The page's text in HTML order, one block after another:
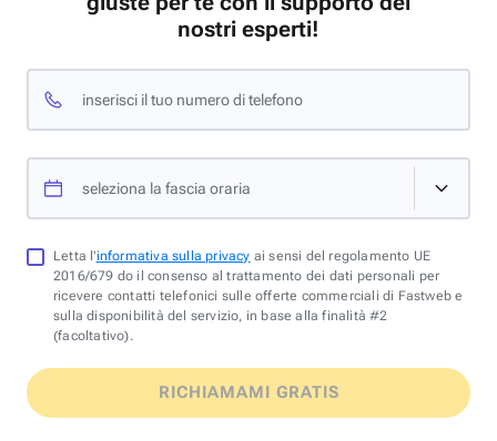
nostri esperti!
inserisci il tuo numero di telefono
seleziona la fascia oraria
Letta l'informativa sulla privacy ai sensi del regolamento UE
2016/679 do il consenso al trattamento dei dati personali per
ricevere contatti telefonici sulle offerte commerciali di Fastweb e
sulla disponibilità del servizio, in base alla finalità #2
(facoltativo).
RICHIAMAMI GRATIS